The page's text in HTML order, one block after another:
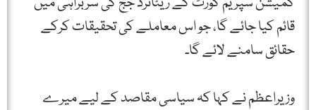
قائم کیا جائے گا، جو اس معاملے کی تحقیقات کرکے
حقائق سامنے لائے گا۔
وزیراعظم نے کہا کہ سیاسی مقاصد کے لیے میرے